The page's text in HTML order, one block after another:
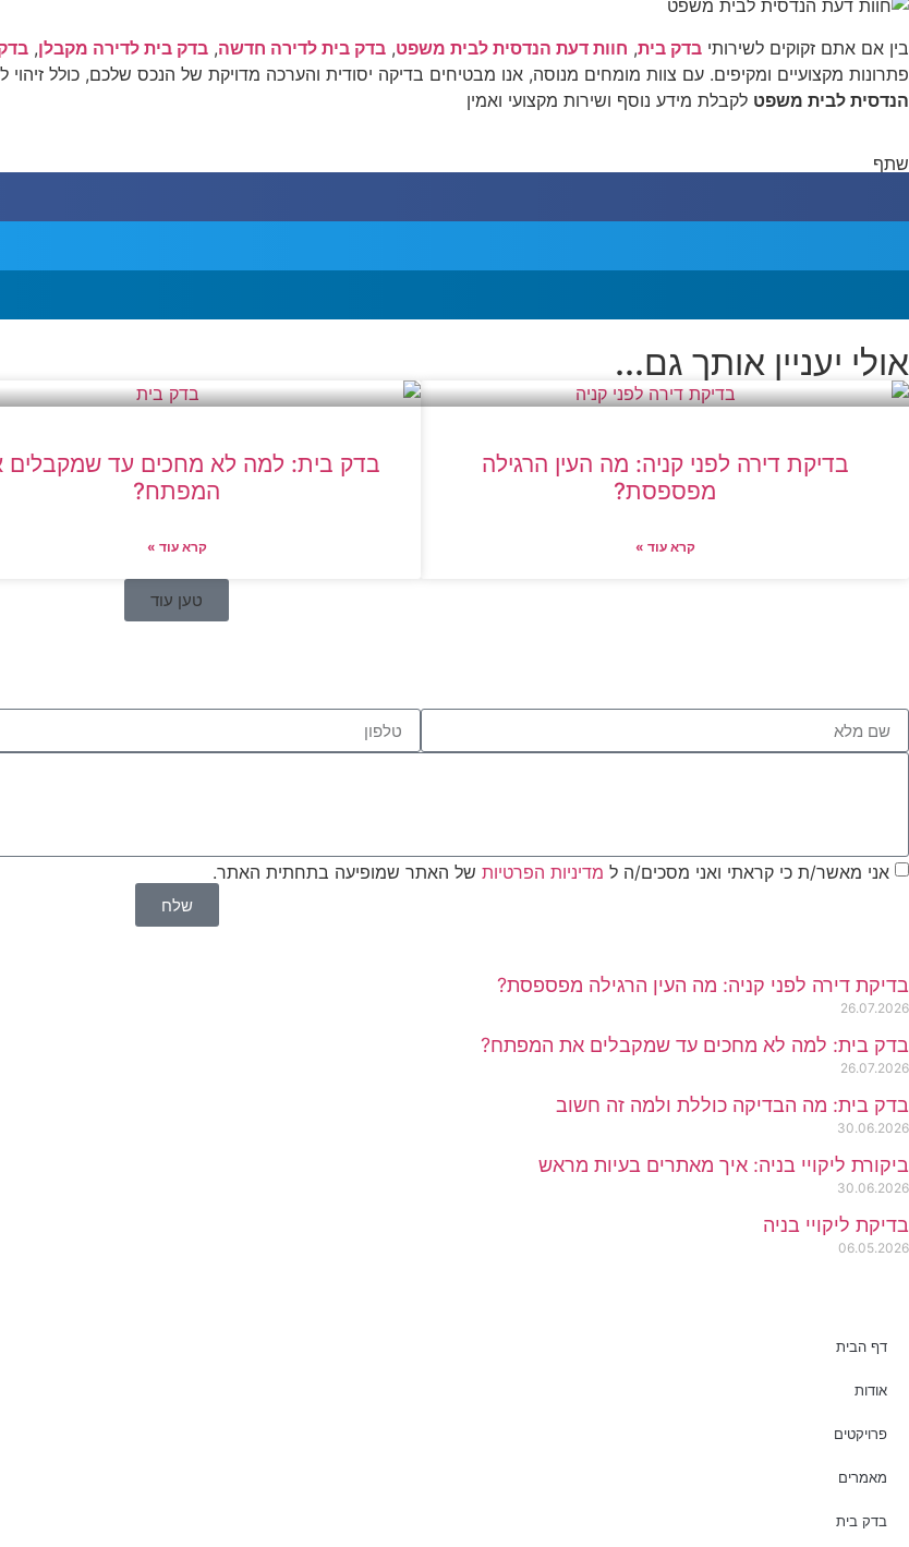
בין אם אתם זקוקים לשירותי בדק בית, חוות דעת הנדסית לבית משפט, בדק בית לדירה חדשה, בדק בית לדירה מקבלן,
פתרונות מקצועיים ומקיפים. עם צוות מומחים מנוסה, אנו מבטיחים בדיקה יסודית והערכה מדויקת של הנכס שלכם, כולל זיהוי
הנדסית לבית משפט לקבלת מידע נוסף ושירות מקצועי ואמין
שתף
אולי יעניין אותך גם...
בדיקת דירה לפני קניה: מה העין הרגילה
מפספסת?
קרא עוד »
בדק בית: למה לא מחכים עד שמקבלים
המפתח?
קרא עוד »
טען עוד
אני מאשר/ת כי קראתי ואני מסכים/ה ל מדיניות הפרטיות של האתר שמופיעה בתחתית האתר.
שלח
בדיקת דירה לפני קניה: מה העין הרגילה מפספסת?
26.07.2026
בדק בית: למה לא מחכים עד שמקבלים את המפתח?
26.07.2026
בדק בית: מה הבדיקה כוללת ולמה זה חשוב
30.06.2026
ביקורת ליקויי בניה: איך מאתרים בעיות מראש
30.06.2026
בדיקת ליקויי בניה
06.05.2026
דף הבית
אודות
פרויקטים
מאמרים
בדק בית